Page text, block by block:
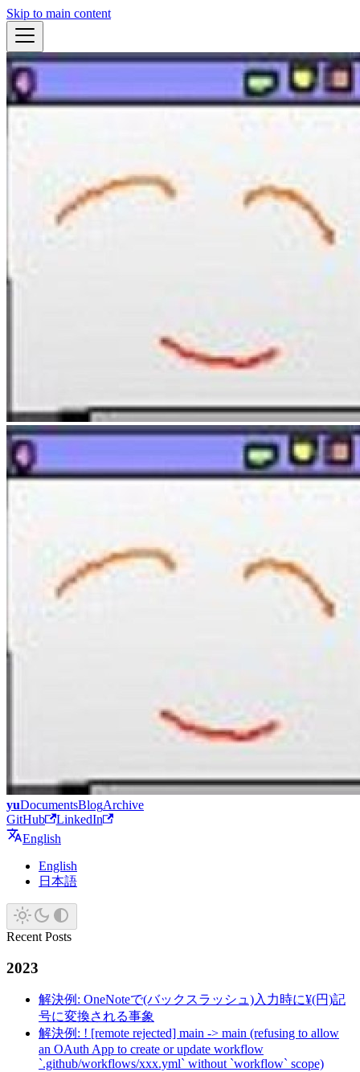
Skip to main content
yuDocumentsBlogArchive
GitHub
LinkedIn
English
English
日本語
Recent Posts
2023
解決例: OneNoteで(バックスラッシュ)入力時に¥(円)記
号に変換される事象
解決例: ! [remote rejected] main -> main (refusing to allow
an OAuth App to create or update workflow
`.github/workflows/xxx.yml` without `workflow` scope)